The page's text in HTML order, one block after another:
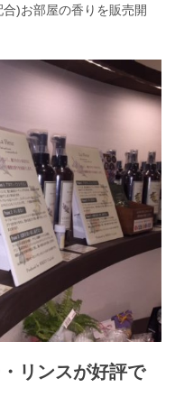
)お部屋の香りを販売開
リンスが好評で